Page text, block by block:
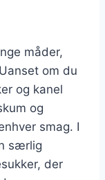
måder,
om du
og kanel
og
smag. I
særlig
der